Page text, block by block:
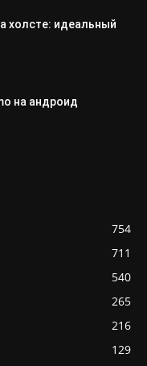
холсте: идеальный
на андроид
754
711
540
265
216
129